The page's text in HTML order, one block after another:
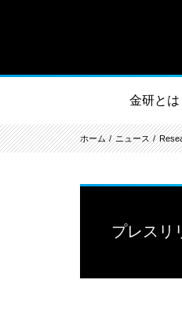
金研とは
ホーム ニュース
プレスリ